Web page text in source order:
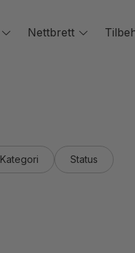
ToggleNettbrett
Toggle
Kategori Status